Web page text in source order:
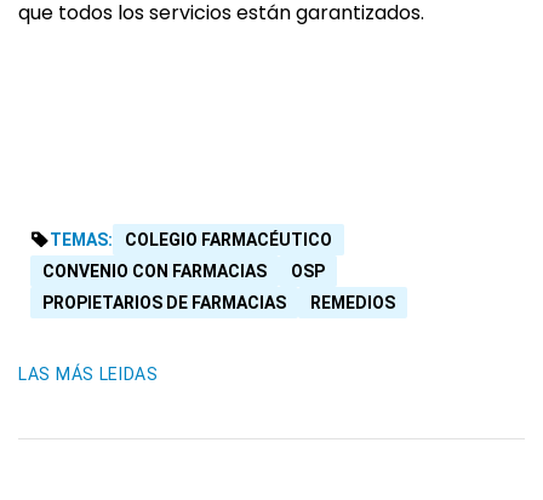
que todos los servicios están garantizados.
TEMAS:
COLEGIO FARMACÉUTICO
CONVENIO CON FARMACIAS
OSP
PROPIETARIOS DE FARMACIAS
REMEDIOS
LAS MÁS LEIDAS